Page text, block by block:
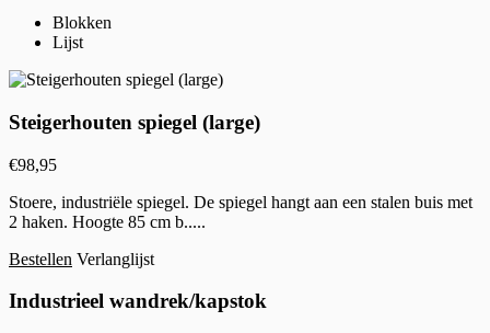
Blokken
Lijst
Steigerhouten spiegel (large)
€98,95
Stoere, industriële spiegel. De spiegel hangt aan een stalen buis met
2 haken. Hoogte 85 cm b.....
Bestellen Verlanglijst
Industrieel wandrek/kapstok